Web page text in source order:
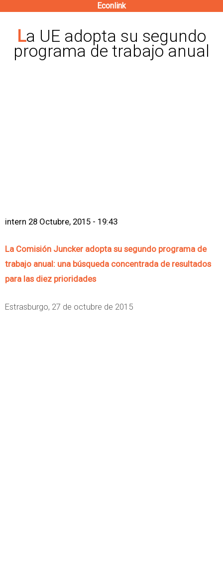
contenido
principal
Econlink
La UE adopta su segundo
programa de trabajo anual
intern 28 Octubre, 2015 - 19:43
La Comisión Juncker adopta su segundo programa de
trabajo anual: una búsqueda concentrada de resultados
para las diez prioridades
Estrasburgo, 27 de octubre de 2015